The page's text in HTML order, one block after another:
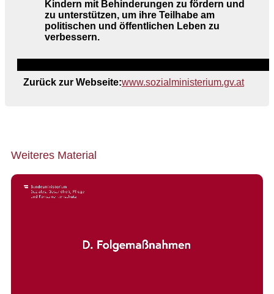
Kindern mit Behinderungen zu fördern und
zu unterstützen, um ihre Teilhabe am
politischen und öffentlichen Leben zu
verbessern.
Zurück zur Webseite:www.sozialministerium.gv.at
Weiteres Material